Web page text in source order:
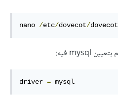
nano /etc/dovecot/dovecot
driver = mysql